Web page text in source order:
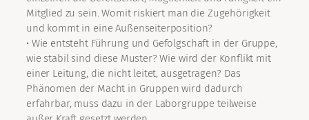
Mitglied zu sein. Womit riskiert man die Zugehörigkeit
und kommt in eine Außenseiterposition?
• Wie entsteht Führung und Gefolgschaft in der Gruppe,
wie stabil sind diese Muster? Wie wird der Konflikt mit
einer Leitung, die nicht leitet, ausgetragen? Das
Phänomen der Macht in Gruppen wird dadurch
erfahrbar, muss dazu in der Laborgruppe teilweise